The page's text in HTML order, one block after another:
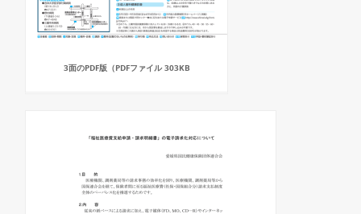
3面のPDF版（PDFファイル 303KB